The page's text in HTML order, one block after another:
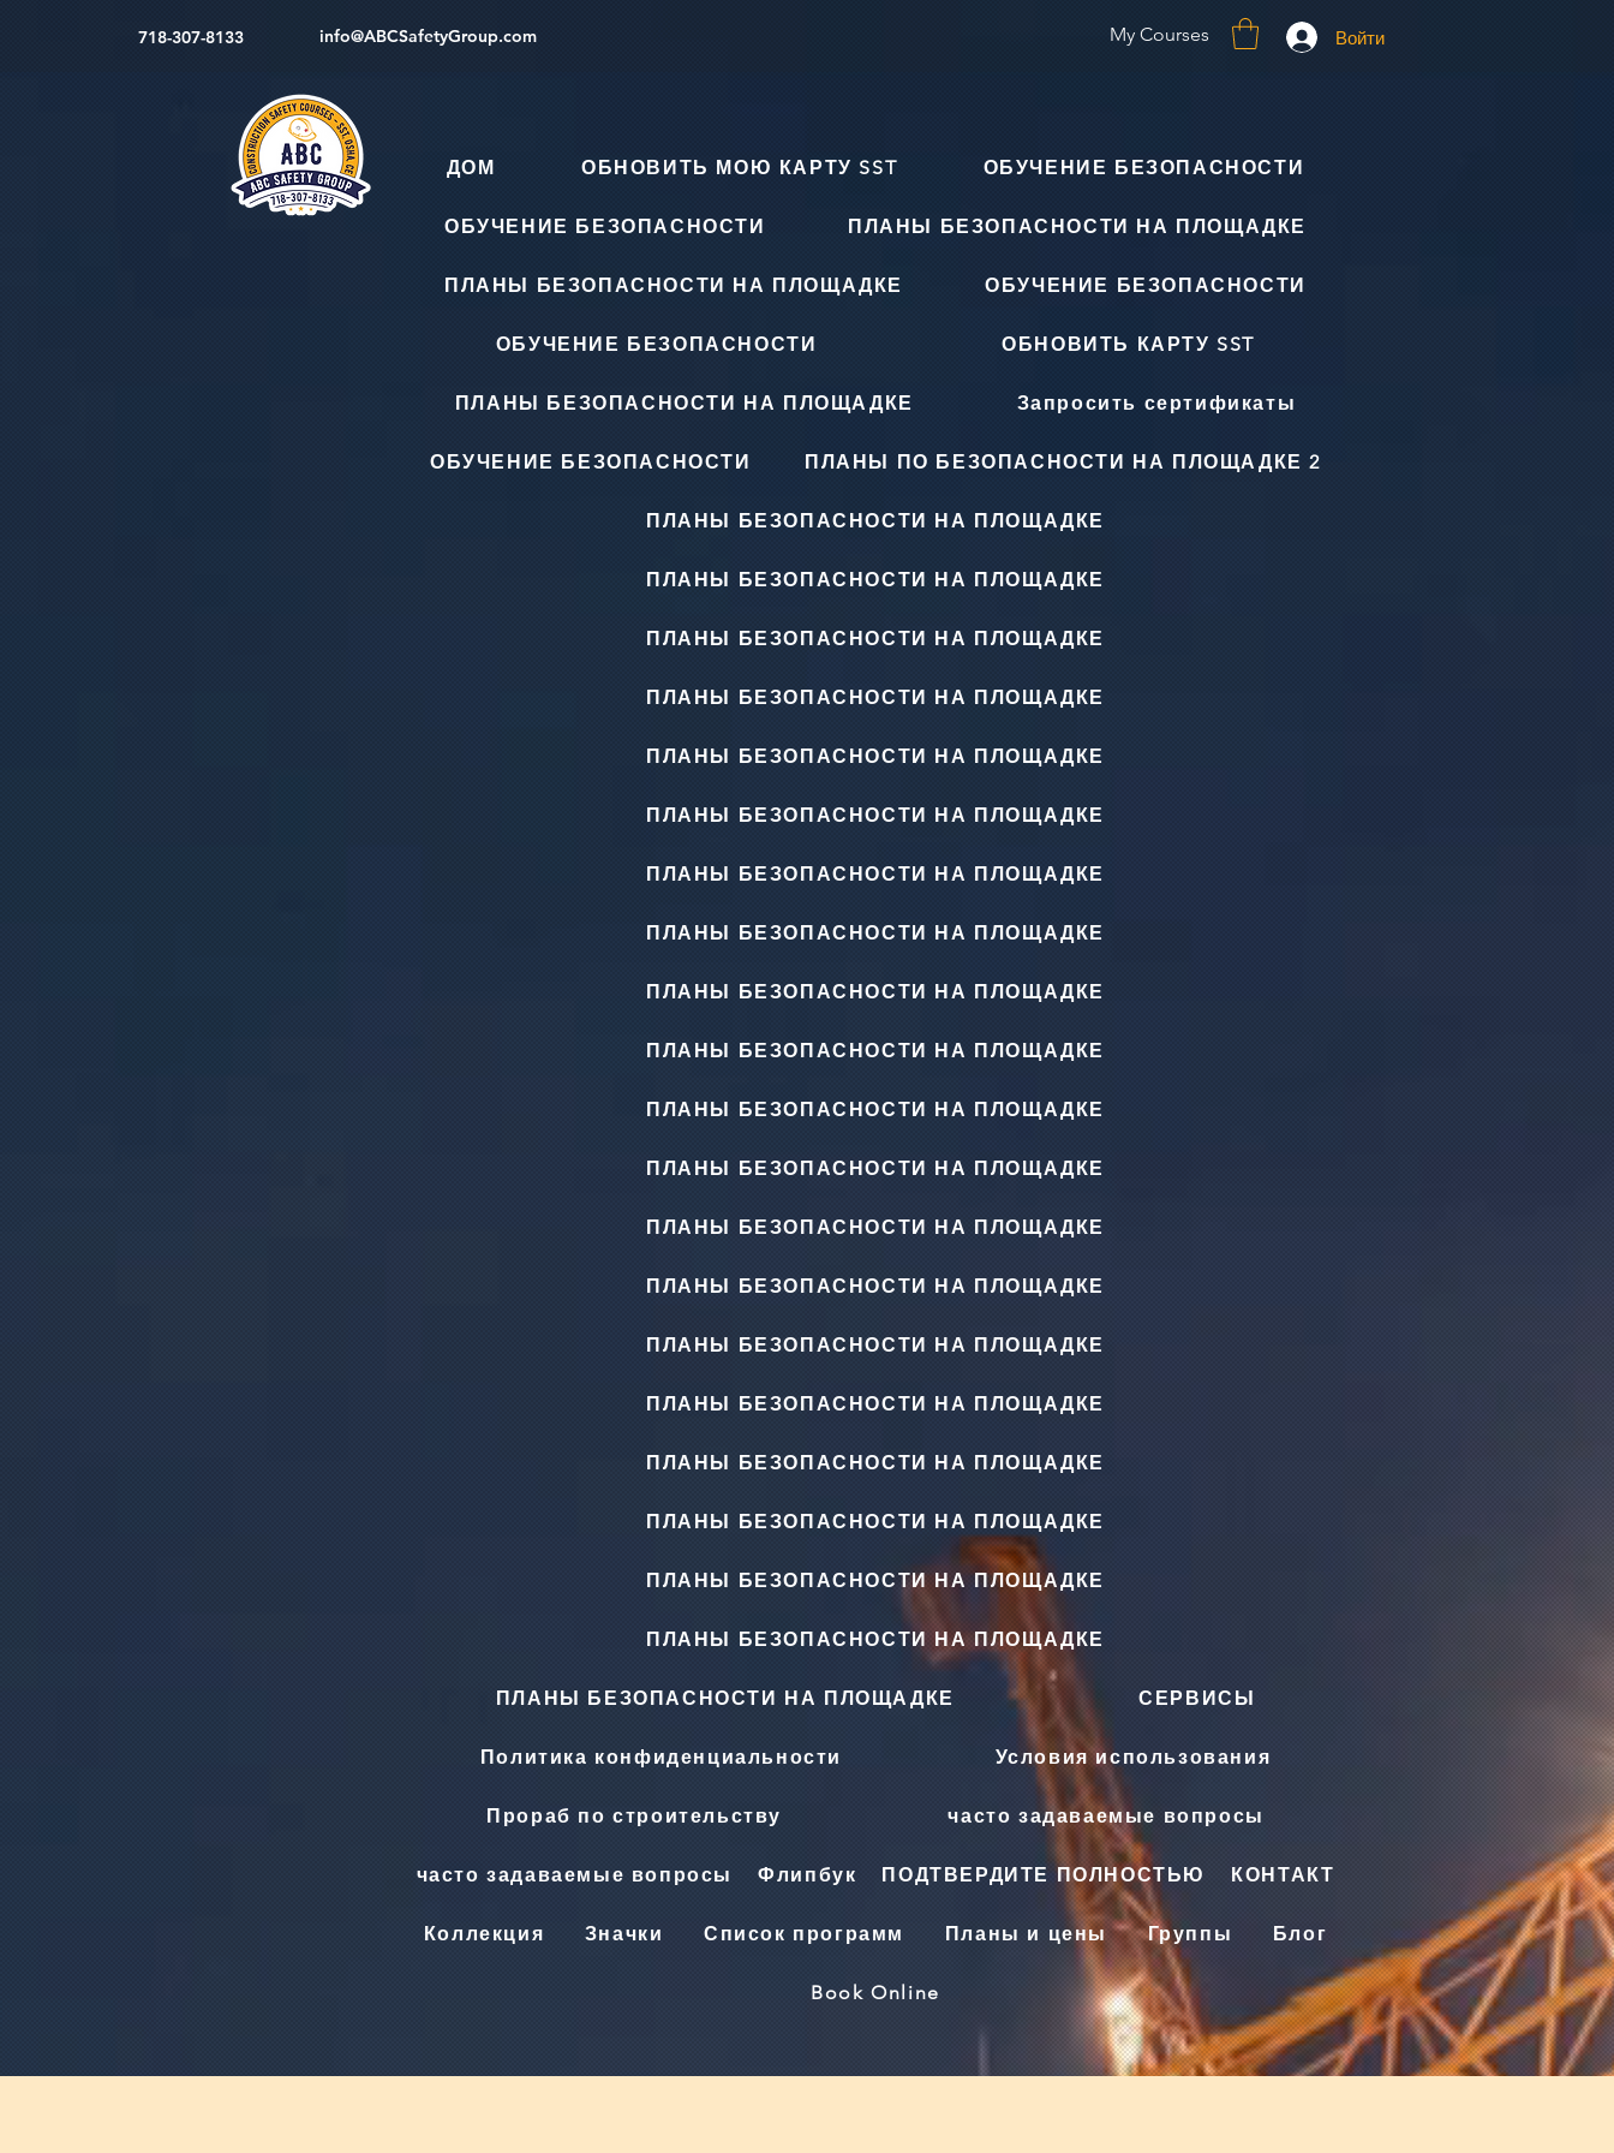
718-307-8133 info@ABCSafetyGroup.com My Courses Войти
ДОМ ОБНОВИТЬ МОЮ КАРТУ SST ОБУЧЕНИЕ БЕЗОПАСНОСТИ
ОБУЧЕНИЕ БЕЗОПАСНОСТИ ПЛАНЫ БЕЗОПАСНОСТИ НА ПЛОЩАДКЕ
ПЛАНЫ БЕЗОПАСНОСТИ НА ПЛОЩАДКЕ ОБУЧЕНИЕ БЕЗОПАСНОСТИ
ОБУЧЕНИЕ БЕЗОПАСНОСТИ ОБНОВИТЬ КАРТУ SST
ПЛАНЫ БЕЗОПАСНОСТИ НА ПЛОЩАДКЕ Запросить сертификаты
ОБУЧЕНИЕ БЕЗОПАСНОСТИ ПЛАНЫ ПО БЕЗОПАСНОСТИ НА ПЛОЩАДКЕ 2
ПЛАНЫ БЕЗОПАСНОСТИ НА ПЛОЩАДКЕ
ПЛАНЫ БЕЗОПАСНОСТИ НА ПЛОЩАДКЕ
ПЛАНЫ БЕЗОПАСНОСТИ НА ПЛОЩАДКЕ
ПЛАНЫ БЕЗОПАСНОСТИ НА ПЛОЩАДКЕ
ПЛАНЫ БЕЗОПАСНОСТИ НА ПЛОЩАДКЕ
ПЛАНЫ БЕЗОПАСНОСТИ НА ПЛОЩАДКЕ
ПЛАНЫ БЕЗОПАСНОСТИ НА ПЛОЩАДКЕ
ПЛАНЫ БЕЗОПАСНОСТИ НА ПЛОЩАДКЕ
ПЛАНЫ БЕЗОПАСНОСТИ НА ПЛОЩАДКЕ
ПЛАНЫ БЕЗОПАСНОСТИ НА ПЛОЩАДКЕ
ПЛАНЫ БЕЗОПАСНОСТИ НА ПЛОЩАДКЕ
ПЛАНЫ БЕЗОПАСНОСТИ НА ПЛОЩАДКЕ
ПЛАНЫ БЕЗОПАСНОСТИ НА ПЛОЩАДКЕ
ПЛАНЫ БЕЗОПАСНОСТИ НА ПЛОЩАДКЕ
ПЛАНЫ БЕЗОПАСНОСТИ НА ПЛОЩАДКЕ
ПЛАНЫ БЕЗОПАСНОСТИ НА ПЛОЩАДКЕ
ПЛАНЫ БЕЗОПАСНОСТИ НА ПЛОЩАДКЕ
ПЛАНЫ БЕЗОПАСНОСТИ НА ПЛОЩАДКЕ
ПЛАНЫ БЕЗОПАСНОСТИ НА ПЛОЩАДКЕ
ПЛАНЫ БЕЗОПАСНОСТИ НА ПЛОЩАДКЕ
ПЛАНЫ БЕЗОПАСНОСТИ НА ПЛОЩАДКЕ СЕРВИСЫ
Политика конфиденциальности Условия использования
Прораб по строительству часто задаваемые вопросы
часто задаваемые вопросы Флипбук ПОДТВЕРДИТЕ ПОЛНОСТЬЮ КОНТАКТ
Коллекция Значки Список программ Планы и цены Группы Блог
Book Online